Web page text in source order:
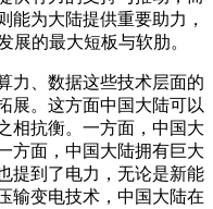
能为大陆提供重要助力，
展的最大短板与软肋。
、数据这些技术层面的
展。这方面中国大陆可以
相抗衡。一方面，中国大
方面，中国大陆拥有巨大
提到了电力，无论是新能
输变电技术，中国大陆在